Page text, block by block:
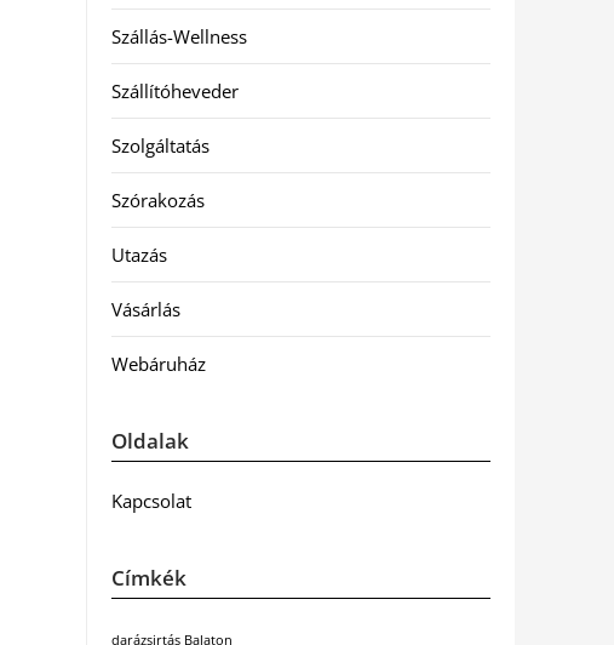
Szállás-Wellness
Szállítóheveder
Szolgáltatás
Szórakozás
Utazás
Vásárlás
Webáruház
Oldalak
Kapcsolat
Címkék
darázsirtás Balaton